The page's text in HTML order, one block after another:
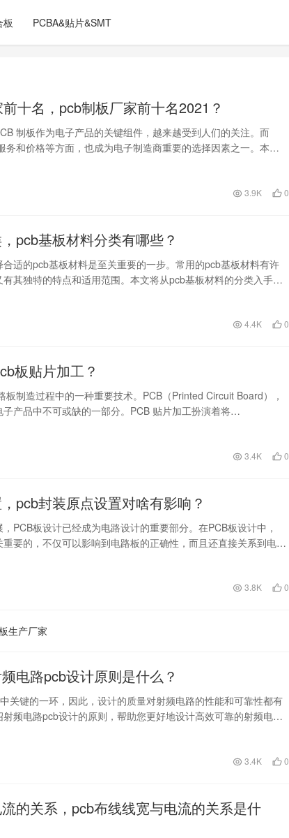
板 PCBA&贴片&SMT
十名，pcb制板厂家前十名2021？
制板作为电子产品的关键组件，越来越受到人们的关注。而
务和价格等方面，也成为电子制造商重要的选择因素之一。本文
3.9K 0
pcb基板材料分类有哪些？
适的pcb基板材料是至关重要的一步。常用的pcb基板材料有许
其独特的特点和适用范围。本文将从pcb基板材料的分类入手，
4.4K 0
板贴片加工？
板制造过程中的一种重要技术。PCB（Printed Circuit Board），
子产品中不可或缺的一部分。PCB 贴片加工扮演着将…
3.4K 0
pcb封装原点设置对啥有影响？
PCB板设计已经成为电路设计的重要部分。在PCB板设计中，
要的，不仅可以影响到电路板的正确性，而且还直接关系到电路
3.8K 0
生产厂家
电路pcb设计原则是什么？
关键的一环，因此，设计的质量对射频电路的性能和可靠性都有
频电路pcb设计的原则，帮助您更好地设计高效可靠的射频电路
3.4K 0
的关系，pcb布线线宽与电流的关系是什